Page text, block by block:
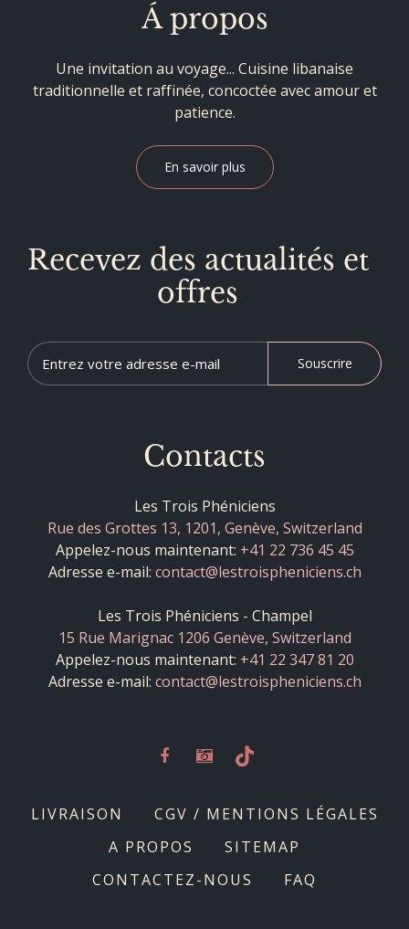
Á propos
Une invitation au voyage... Cuisine libanaise
traditionnelle et raffinée, concoctée avec amour et
patience.
En savoir plus
Recevez des actualités et
offres
Souscrire
Contacts
Les Trois Phéniciens
Rue des Grottes 13, 1201, Genève, Switzerland
Appelez-nous maintenant: +41 22 736 45 45
Adresse e-mail: contact@lestroispheniciens.ch
Les Trois Phéniciens - Champel
15 Rue Marignac 1206 Genève, Switzerland
Appelez-nous maintenant: +41 22 347 81 20
Adresse e-mail: contact@lestroispheniciens.ch
LIVRAISON
CGV / MENTIONS LÉGALES
A PROPOS
SITEMAP
CONTACTEZ-NOUS
FAQ